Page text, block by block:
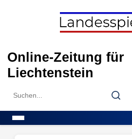
Online-Zeitung für
Liechtenstein
Search
Search